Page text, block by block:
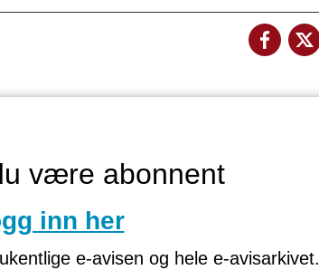
være abonnent
inn her
e-avisen og hele e-avisarkivet.